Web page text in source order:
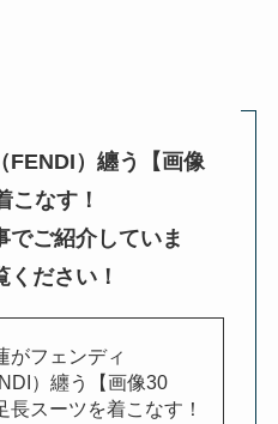
FENDI）纏う【画像
こなす！
でご紹介していま
ださい！
がフェンディ
）纏う【画像30
長スーツを着こなす！